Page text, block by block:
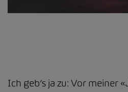
Ich geb’s ja zu: Vor meiner